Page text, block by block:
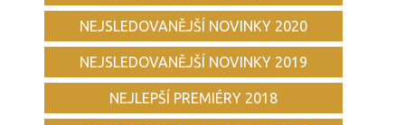
NEJSLEDOVANĚJŠÍ NOVINKY 2020
NEJSLEDOVANĚJŠÍ NOVINKY 2019
NEJLEPŠÍ PREMIÉRY 2018